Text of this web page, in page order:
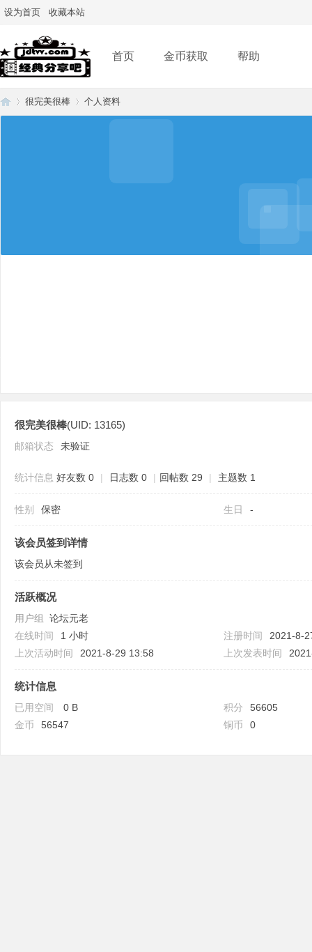
设为首页 收藏本站
首页 金币获取 帮助
很完美很棒 个人资料
很完美很棒(UID: 13165)
邮箱状态 未验证
统计信息 好友数 0 | 日志数 0 | 回帖数 29 | 主题数 1
性别 保密 生日 -
该会员签到详情
该会员从未签到
活跃概况
用户组 论坛元老
在线时间
1 小时 注册时间
2021-8-
上次活动时间
2021-8-29 13:58 上次发表时间
统计信息
已用空间 0 B 积分
56605
金币
56547 铜币 0